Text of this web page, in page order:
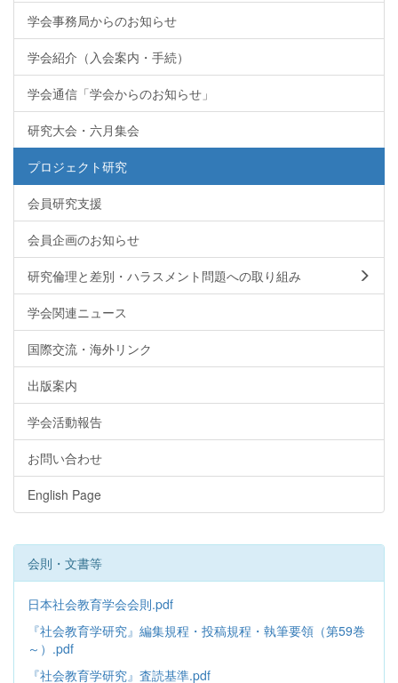
学会事務局からのお知らせ
学会紹介（入会案内・手続）
学会通信「学会からのお知らせ」
研究大会・六月集会
プロジェクト研究
会員研究支援
会員企画のお知らせ
研究倫理と差別・ハラスメント問題への取り組み
学会関連ニュース
国際交流・海外リンク
出版案内
学会活動報告
お問い合わせ
English Page
会則・文書等
日本社会教育学会会則.pdf
『社会教育学研究』編集規程・投稿規程・執筆要領（第59巻
～）.pdf
『社会教育学研究』査読基準.pdf